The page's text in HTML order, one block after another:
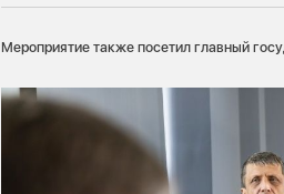
Мероприятие также посетил главный